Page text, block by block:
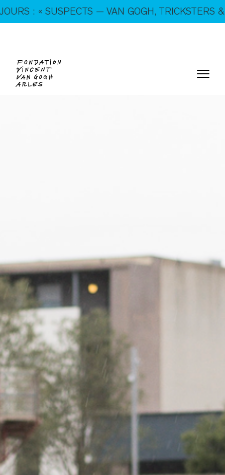
En ce moment, tous les jours : « SUSPECTS — VAN
GOGH, TRICKSTERS & CO. »
GOGH, TRICKSTERS & CO. »